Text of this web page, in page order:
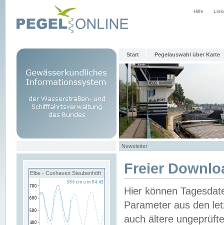
Hilfe
Start Pegelauswahl über Karte
Newsletter
Elbe - Cuxhaven Steubenhöft Freier
Hier können
Parameter aus den
auch ältere